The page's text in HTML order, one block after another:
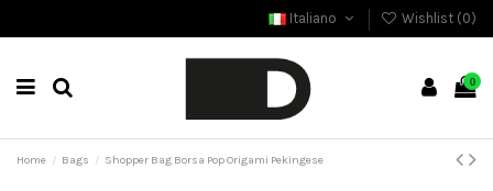
Italiano Wishlist (0)
0
Home Bags Shopper Bag Borsa Pop Origami Pekingese